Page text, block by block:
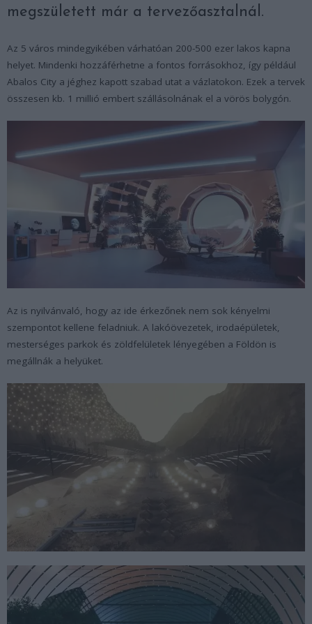
megszületett már a tervezőasztalnál.
Az 5 város mindegyikében várhatóan 200-500 ezer lakos kapna
helyet. Mindenki hozzáférhetne a fontos forrásokhoz, így például
Abalos City a jéghez kapott szabad utat a vázlatokon. Ezek a tervek
összesen kb. 1 millió embert szállásolnának el a vörös bolygón.
Az is nyilvánvaló, hogy az ide érkezőnek nem sok kényelmi
szempontot kellene feladniuk. A lakóövezetek, irodaépületek,
mesterséges parkok és zöldfelületek lényegében a Földön is
megállnák a helyüket.